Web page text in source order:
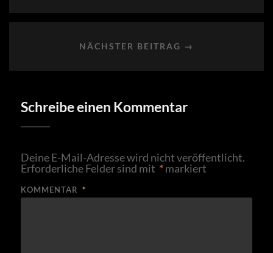
NÄCHSTER BEITRAG →
Schreibe einen Kommentar
Deine E-Mail-Adresse wird nicht veröffentlicht.
Erforderliche Felder sind mit *markiert
KOMMENTAR *